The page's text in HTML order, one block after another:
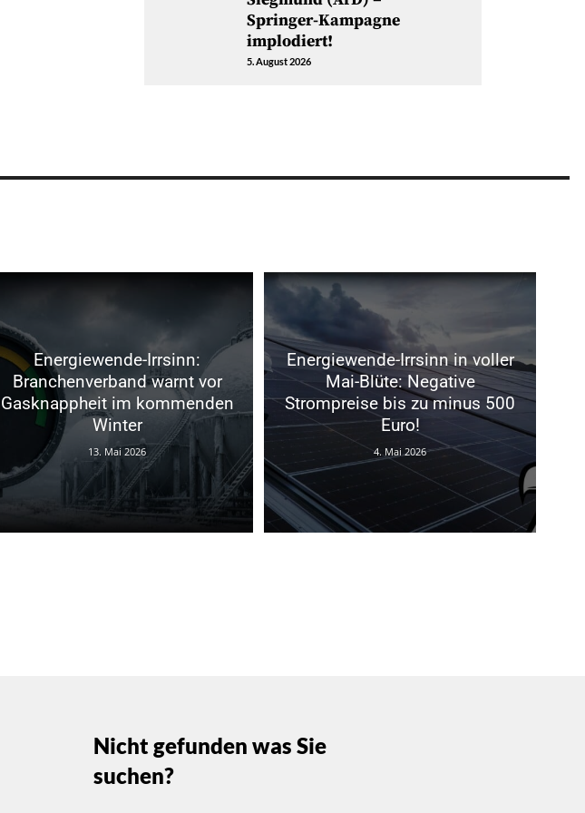
Springer-Kampagne
implodiert!
5. August 2026
Energiewende-Irrsinn:
Branchenverband warnt vor
Gasknappheit im kommenden
Winter
13. Mai 2026
Energiewende-Irrsinn in voller
Mai-Blüte: Negative
Strompreise bis zu minus 500
Euro!
4. Mai 2026
Nicht gefunden was Sie
suchen?